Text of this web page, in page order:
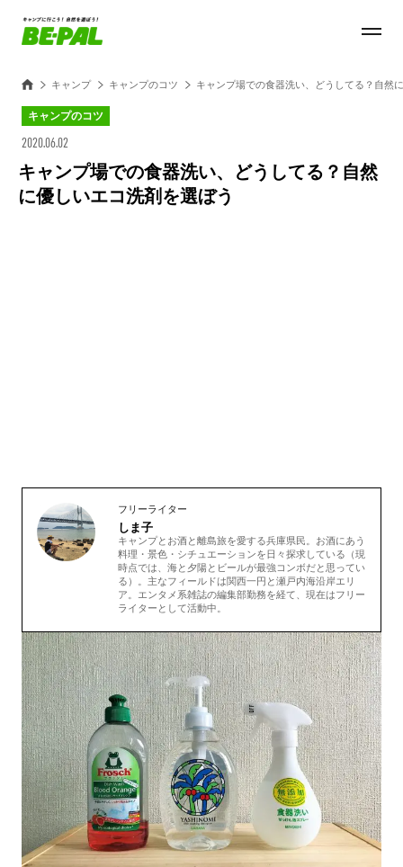
キャンプ キャンプのコツ キャンプ場での食器洗い、どうしてる？自然
キャンプのコツ
2020.06.02
キャンプ場での食器洗い、どうしてる？自然
に優しいエコ洗剤を選ぼう
フリーライター
しま子
キャンプとお酒と離島旅を愛する兵庫県民。お酒にあう
料理・景色・シチュエーションを日々探求している（現
時点では、海と夕陽とビールが最強コンボだと思ってい
る）。主なフィールドは関西一円と瀬戸内海沿岸エリ
ア。エンタメ系雑誌の編集部勤務を経て、現在はフリー
ライターとして活動中。